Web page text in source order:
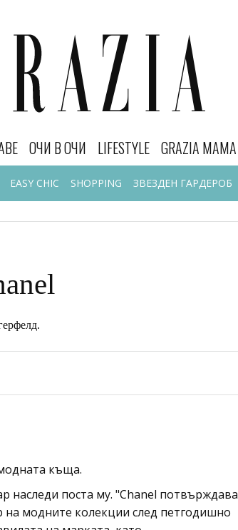
EASY CHIC SHOPPING ЗВЕЗДЕН ГАРДЕРОБ
ОЧИ В ОЧИ LIFESTYLE GRAZIA MAMA
къща.
наследи поста му. "Chanel потвърждава
модните колекции след петгодишно